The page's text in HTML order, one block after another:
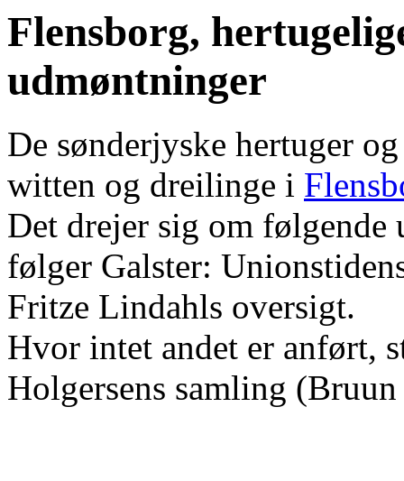
Flensborg,
udmøntninger
De sønderjyske hertuger
witten og dreilinge i
Det drejer sig om følgende
følger Galster:
Fritze Lindahls oversigt.
Hvor intet andet er anført,
Holgersens samling